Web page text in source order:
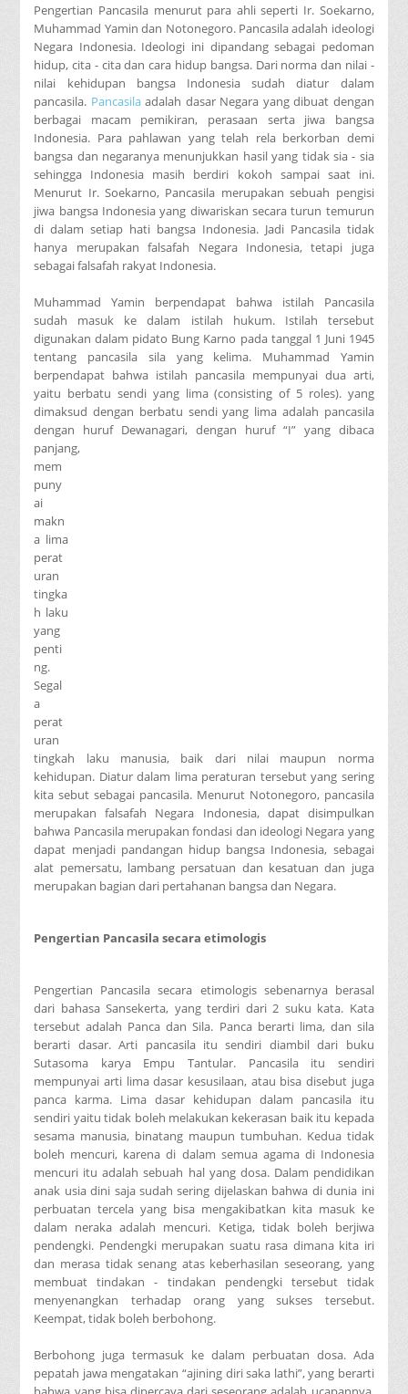
Pengertian Pancasila menurut para ahli seperti Ir. Soekarno,
Muhammad Yamin dan Notonegoro. Pancasila adalah ideologi
Negara Indonesia. Ideologi ini dipandang sebagai pedoman
hidup, cita - cita dan cara hidup bangsa. Dari norma dan nilai -
nilai kehidupan bangsa Indonesia sudah diatur dalam
pancasila. Pancasilaadalah dasar Negara yang dibuat dengan
berbagai macam pemikiran, perasaan serta jiwa bangsa
Indonesia. Para pahlawan yang telah rela berkorban demi
bangsa dan negaranya menunjukkan hasil yang tidak sia - sia
sehingga Indonesia masih berdiri kokoh sampai saat ini.
Menurut Ir. Soekarno, Pancasila merupakan sebuah pengisi
jiwa bangsa Indonesia yang diwariskan secara turun temurun
di dalam setiap hati bangsa Indonesia. Jadi Pancasila tidak
hanya merupakan falsafah Negara Indonesia, tetapi juga
sebagai falsafah rakyat Indonesia.
Muhammad Yamin berpendapat bahwa istilah Pancasila
sudah masuk ke dalam istilah hukum. Istilah tersebut
digunakan dalam pidato Bung Karno pada tanggal 1 Juni 1945
tentang pancasila sila yang kelima. Muhammad Yamin
berpendapat bahwa istilah pancasila mempunyai dua arti,
yaitu berbatu sendi yang lima (consisting of 5 roles). yang
dimaksud dengan berbatu sendi yang lima adalah pancasila
dengan huruf Dewanagari, dengan huruf “I” yang dibaca
panjang,
mem
puny
ai
makn
a lima
perat
uran
tingka
h laku
yang
penti
ng.
Segal
a
perat
uran
tingkah laku manusia, baik dari nilai maupun norma
kehidupan. Diatur dalam lima peraturan tersebut yang sering
kita sebut sebagai pancasila. Menurut Notonegoro, pancasila
merupakan falsafah Negara Indonesia, dapat disimpulkan
bahwa Pancasila merupakan fondasi dan ideologi Negara yang
dapat menjadi pandangan hidup bangsa Indonesia, sebagai
alat pemersatu, lambang persatuan dan kesatuan dan juga
merupakan bagian dari pertahanan bangsa dan Negara.
Pengertian Pancasila secara etimologis
Pengertian Pancasila secara etimologis sebenarnya berasal
dari bahasa Sansekerta, yang terdiri dari 2 suku kata. Kata
tersebut adalah Panca dan Sila. Panca berarti lima, dan sila
berarti dasar. Arti pancasila itu sendiri diambil dari buku
Sutasoma karya Empu Tantular. Pancasila itu sendiri
mempunyai arti lima dasar kesusilaan, atau bisa disebut juga
panca karma. Lima dasar kehidupan dalam pancasila itu
sendiri yaitu tidak boleh melakukan kekerasan baik itu kepada
sesama manusia, binatang maupun tumbuhan. Kedua tidak
boleh mencuri, karena di dalam semua agama di Indonesia
mencuri itu adalah sebuah hal yang dosa. Dalam pendidikan
anak usia dini saja sudah sering dijelaskan bahwa di dunia ini
perbuatan tercela yang bisa mengakibatkan kita masuk ke
dalam neraka adalah mencuri. Ketiga, tidak boleh berjiwa
pendengki. Pendengki merupakan suatu rasa dimana kita iri
dan merasa tidak senang atas keberhasilan seseorang, yang
membuat tindakan - tindakan pendengki tersebut tidak
menyenangkan terhadap orang yang sukses tersebut.
Keempat, tidak boleh berbohong.
Berbohong juga termasuk ke dalam perbuatan dosa. Ada
pepatah jawa mengatakan “ajining diri saka lathi”, yang berarti